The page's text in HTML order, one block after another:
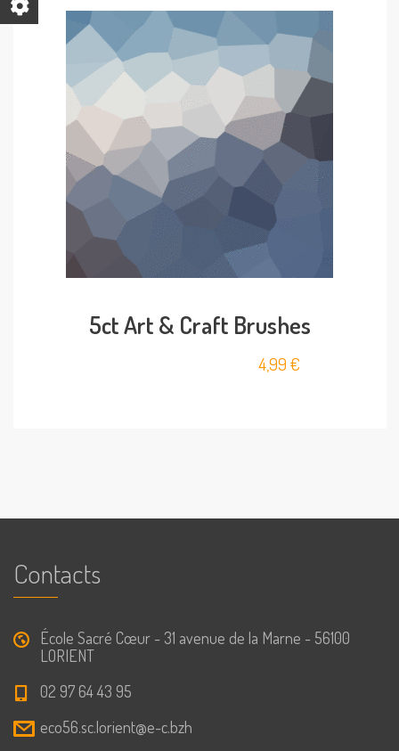
5ct Art & Craft Brushes
4,99€
Contacts
École Sacré Cœur - 31 avenue de la Marne - 56100
LORIENT
02 97 64 43 95
eco56.sc.lorient@e-c.bzh